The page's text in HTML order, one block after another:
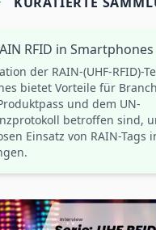
RFID in Smartphones
der RAIN-(UHF-RFID)-
bietet Vorteile für
und dem UN-
betroffen sind,
Einsatz von RAIN-Tags